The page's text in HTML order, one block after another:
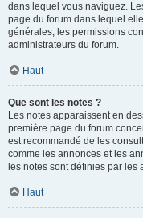
dans lequel vous naviguez.
page du forum dans lequel
générales, les permissions
administrateurs du forum.
Haut
Que sont les notes ?
Les notes apparaissent en
première page du forum
est recommandé de les
comme les annonces et les
les notes sont définies par les
Haut